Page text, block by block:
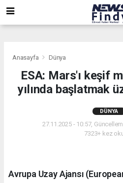
Anasayfa Dünya
ESA: Mars'ı keşif
yılında başlatmak
DÜNYA
27.11.2025 - 10:57,
7323+ kez
Avrupa Uzay Ajansı